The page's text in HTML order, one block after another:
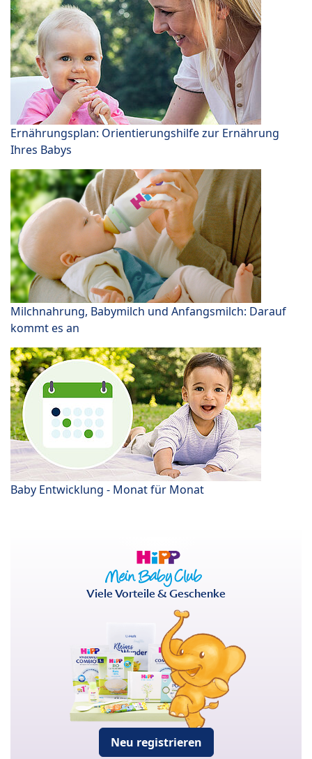
Ernährungsplan: Orientierungshilfe zur Ernährung
Ihres Babys
Milchnahrung, Babymilch und Anfangsmilch: Darauf
kommt es an
Baby Entwicklung - Monat für Monat
Viele Vorteile & Geschenke
Neu registrieren